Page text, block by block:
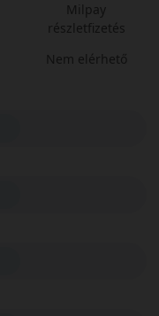
Milpay
részletfizetés
Nem elérhető